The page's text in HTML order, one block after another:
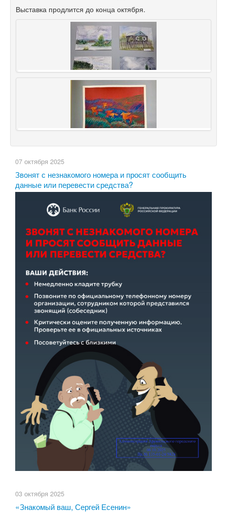
Выставка продлится до конца октября.
07 октября 2025
Звонят с незнакомого номера и просят сообщить
данные или перевести средства?
03 октября 2025
«Знакомый ваш, Сергей Есенин»